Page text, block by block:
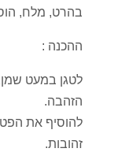
בהרט, מלח,
ההכנה :
לטגן במעט
הזהבה.
להוסיף את
זהובות.